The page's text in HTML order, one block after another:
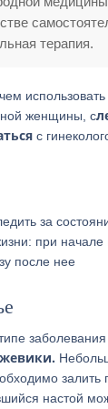
терапия.
женщины, с
с
за
при начале
после нее
залить
настой